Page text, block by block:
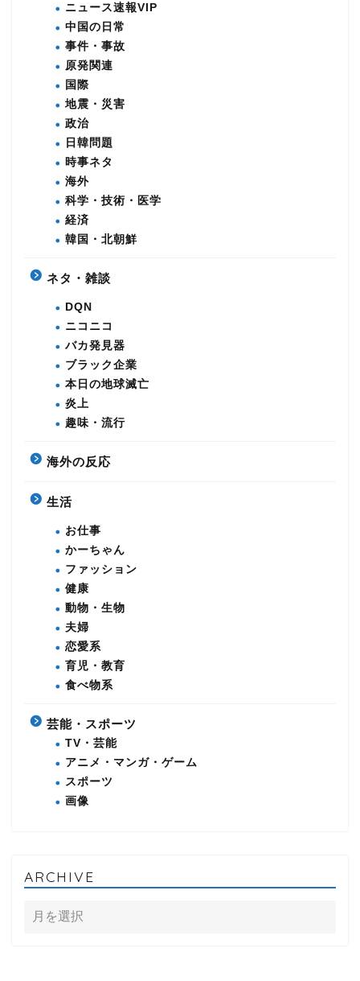
ニュース速報VIP
中国の日常
事件・事故
原発関連
国際
地震・災害
政治
日韓問題
時事ネタ
海外
科学・技術・医学
経済
韓国・北朝鮮
ネタ・雑談
DQN
ニコニコ
バカ発見器
ブラック企業
本日の地球滅亡
炎上
趣味・流行
海外の反応
生活
お仕事
かーちゃん
ファッション
健康
動物・生物
夫婦
恋愛系
育児・教育
食べ物系
芸能・スポーツ
TV・芸能
アニメ・マンガ・ゲーム
スポーツ
画像
ARCHIVE